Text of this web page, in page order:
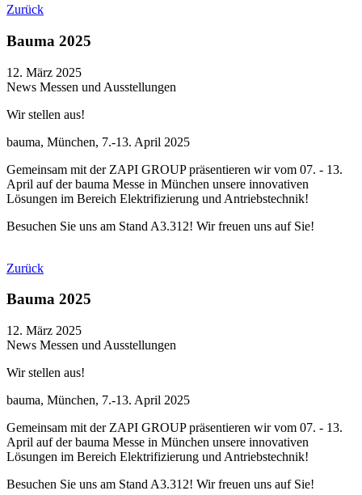
Zurück
Bauma 2025
12. März 2025
News Messen und Ausstellungen
Wir stellen aus!
bauma, München, 7.-13. April 2025
Gemeinsam mit der ZAPI GROUP präsentieren wir vom 07. - 13.
April auf der bauma Messe in München unsere innovativen
Lösungen im Bereich Elektrifizierung und Antriebstechnik!
Besuchen Sie uns am Stand A3.312! Wir freuen uns auf Sie!
Zurück
Bauma 2025
12. März 2025
News Messen und Ausstellungen
Wir stellen aus!
bauma, München, 7.-13. April 2025
Gemeinsam mit der ZAPI GROUP präsentieren wir vom 07. - 13.
April auf der bauma Messe in München unsere innovativen
Lösungen im Bereich Elektrifizierung und Antriebstechnik!
Besuchen Sie uns am Stand A3.312! Wir freuen uns auf Sie!